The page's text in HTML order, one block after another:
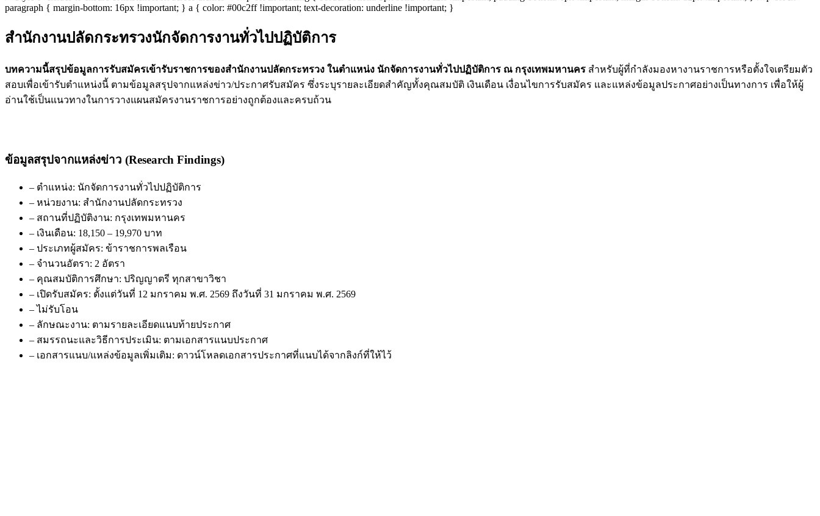
paragraph { margin-bottom: 16px !important; } a { color: #00c2ff !important; text-decoration: underline !important; }
สำนักงานปลัดกระทรวงนักจัดการงานทั่วไปปฏิบัติการ
บทความนี้สรุปข้อมูลการรับสมัครเข้ารับราชการของสำนักงานปลัดกระทรวง ในตำแหน่ง นักจัดการงานทั่วไปปฏิบัติการ ณ กรุงเทพมหานคร สำหรับผู้ที่กำลังมองหางานราชการหรือตั้งใจเตรียมตัว
สอบเพื่อเข้ารับตำแหน่งนี้ ตามข้อมูลสรุปจากแหล่งข่าว/ประกาศรับสมัคร ซึ่งระบุรายละเอียดสำคัญทั้งคุณสมบัติ เงินเดือน เงื่อนไขการรับสมัคร และแหล่งข้อมูลประกาศอย่างเป็นทางการ เพื่อให้ผู้
อ่านใช้เป็นแนวทางในการวางแผนสมัครงานราชการอย่างถูกต้องและครบถ้วน
ข้อมูลสรุปจากแหล่งข่าว (Research Findings)
– ตำแหน่ง: นักจัดการงานทั่วไปปฏิบัติการ
– หน่วยงาน: สำนักงานปลัดกระทรวง
– สถานที่ปฏิบัติงาน: กรุงเทพมหานคร
– เงินเดือน: 18,150 – 19,970 บาท
– ประเภทผู้สมัคร: ข้าราชการพลเรือน
– จำนวนอัตรา: 2 อัตรา
– คุณสมบัติการศึกษา: ปริญญาตรี ทุกสาขาวิชา
– เปิดรับสมัคร: ตั้งแต่วันที่ 12 มกราคม พ.ศ. 2569 ถึงวันที่ 31 มกราคม พ.ศ. 2569
– ไม่รับโอน
– ลักษณะงาน: ตามรายละเอียดแนบท้ายประกาศ
– สมรรถนะและวิธีการประเมิน: ตามเอกสารแนบประกาศ
– เอกสารแนบ/แหล่งข้อมูลเพิ่มเติม: ดาวน์โหลดเอกสารประกาศที่แนบได้จากลิงก์ที่ให้ไว้